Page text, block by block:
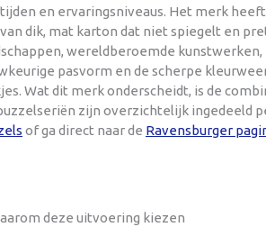
en ervaringsniveaus. Het merk
dik, mat karton dat niet spiegelt en
wereldberoemde
pasvorm en de scherpe
Wat dit merk onderscheidt, is de
zijn overzichtelijk ingedeeld
of ga direct naar de Ravensburger
deze uitvoering kiezen